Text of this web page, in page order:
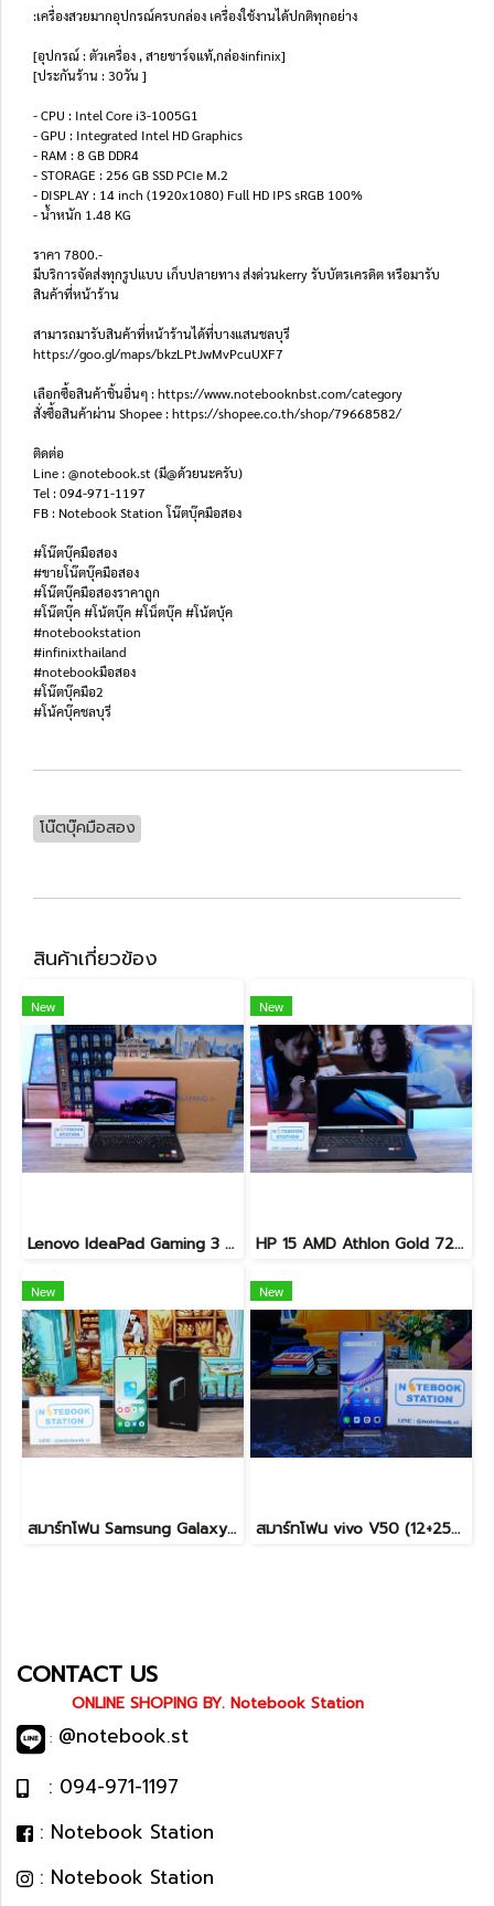
:เครื่องสวยมากอุปกรณ์ครบกล่อง เครื่องใช้งานได้ปกติทุกอย่าง
[อุปกรณ์ : ตัวเครื่อง , สายชาร์จแท้,กล่องinfinix]
[ประกันร้าน : 30วัน ]
- CPU : Intel Core i3-1005G1
- GPU : Integrated Intel HD Graphics
- RAM : 8 GB DDR4
- STORAGE : 256 GB SSD PCIe M.2
- DISPLAY : 14 inch (1920x1080) Full HD IPS sRGB 100%
- น้ำหนัก 1.48 KG
ราคา 7800.-
มีบริการจัดส่งทุกรูปแบบ เก็บปลายทาง ส่งด่วนkerry รับบัตรเครดิต หรือมารับ
สินค้าที่หน้าร้าน
สามารถมารับสินค้าที่หน้าร้านได้ที่บางแสนชลบุรี
https://goo.gl/maps/bkzLPtJwMvPcuUXF7
เลือกซื้อสินค้าชิ้นอื่นๆ : https://www.notebooknbst.com/category
สั่งซื้อสินค้าผ่าน Shopee : https://shopee.co.th/shop/79668582/
ติดต่อ
Line : @notebook.st (มี@ด้วยนะครับ)
Tel : 094-971-1197
FB : Notebook Station โน๊ตบุ๊คมือสอง
#โน๊ตบุ๊คมือสอง
#ขายโน๊ตบุ๊คมือสอง
#โน๊ตบุ๊คมือสองราคาถูก
#โน๊ตบุ๊ค #โน้ตบุ๊ค #โน็ตบุ๊ค #โน้ตบุ้ค
#notebookstation
#infinixthailand
#notebookมือสอง
#โน๊ตบุ๊คมือ2
#โน้คบุ๊คชลบุรี
โน๊ตบุ๊คมือสอง
สินค้าเกี่ยวข้อง
New
Lenovo IdeaPad Gaming 3 Ryzen5-5500H RAM16 RTX2050(4GB) 512GB M.2 จอ15.6 FHD 144Hz สเปคเกมมิ่ง คีย์บอร์ดไฟสีRGB เครื่องพร้อมใช้งาน ราคาเพียง 17,990.-
New
HP 15 AMD Athlon Gold 7220U Ram8 SSD256 จอ15.6 FHD เครื่องบางเบา เหมาะแก่การพกพา ขายเพียง 7,500 .-
New
สมาร์ทโฟน Samsung Galaxy Z Flip6 (12+256GB) Light green (5G) พับจอได้ เครื่องสวย พร้อมใช้งาน ขายเพียง 11,900.- เท่านั้น
New
สมาร์ทโฟน vivo V50 (12+256GB) Mist Purple (5G) เครื่องสวย พร้อมใช้งาน ขายเพียง 6,990.- เท่านั้น
CONTACT US
ONLINE SHOPING BY. Notebook Station
: @notebook.st
: 094-971-1197
: Notebook Station
: Notebook Station